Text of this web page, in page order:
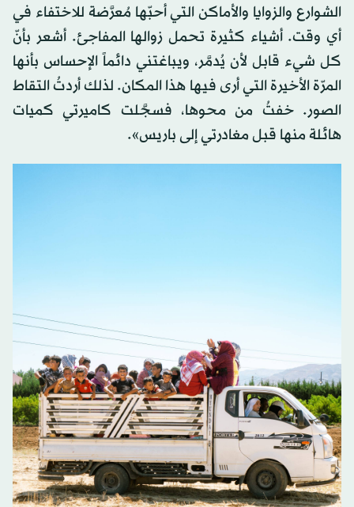
الشوارع والزوايا والأماكن التي أحبّها مُعرَّضة للاختفاء في
أي وقت. أشياء كثيرة تحمل زوالها المفاجئ. أشعر بأنّ
كل شيء قابل لأن يُدمَّر، ويباغتني دائماً الإحساس بأنها
المرّة الأخيرة التي أرى فيها هذا المكان. لذلك أردتُ التقاط
الصور. خفتُ من محوها، فسجَّلت كاميرتي كميات
هائلة منها قبل مغادرتي إلى باريس».